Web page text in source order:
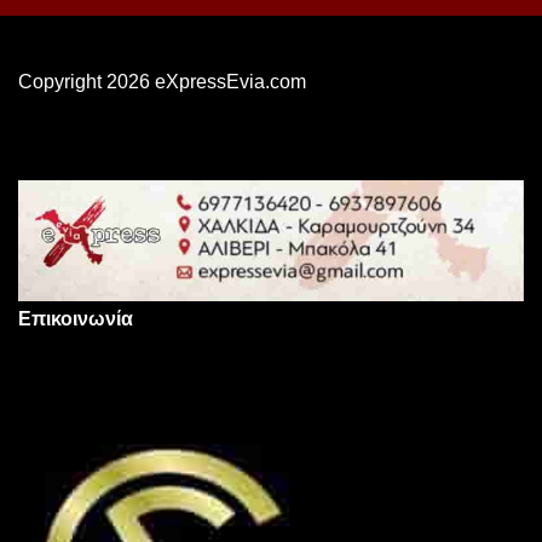
Copyright 2026 eXpressEvia.com
Επικοινωνία